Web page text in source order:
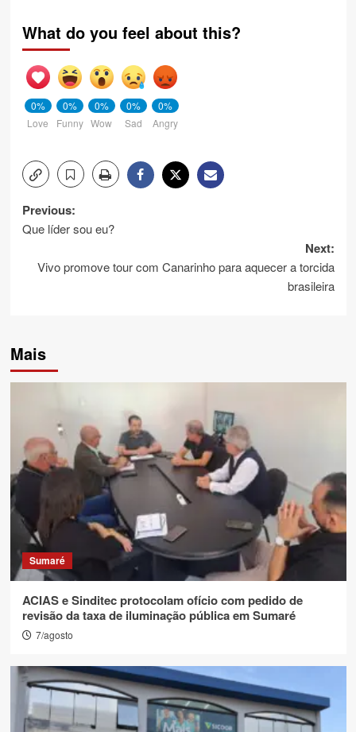
What do you feel about this?
0%
Love
0%
Funny
0%
Wow
0%
Sad
0%
Angry
Post
navigation
Previous:
Que líder sou eu?
Next:
Vivo promove tour com Canarinho para aquecer a torcida
brasileira
Mais
Sumaré
ACIAS e Sinditec protocolam ofício com pedido de
revisão da taxa de iluminação pública em Sumaré
7/agosto